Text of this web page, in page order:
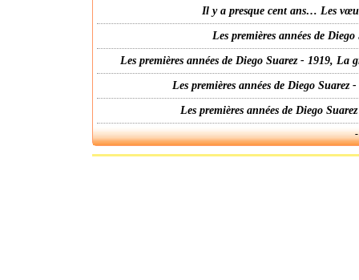
Il y a presque cent ans… Les
Les premières années de
Les premières années de Diego Suarez - 1919,
Les premières années de Diego
Les premières années de Diego